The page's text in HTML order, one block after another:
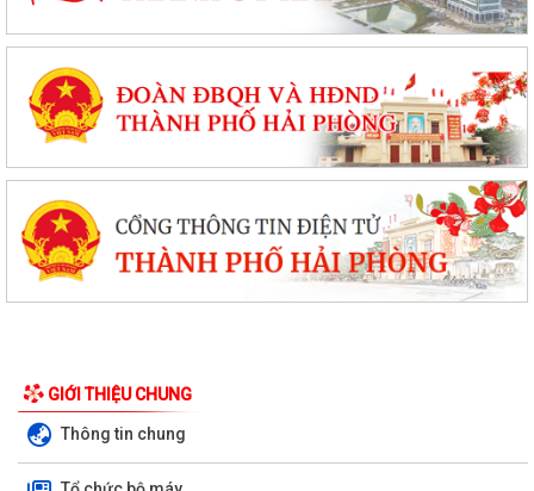
GIỚI THIỆU CHUNG
Thông tin chung